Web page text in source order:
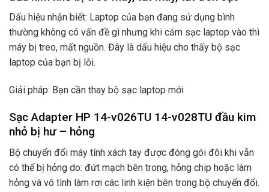
Dấu hiệu nhận biết: Laptop của bạn đang sử dụng bình
thường không có vấn đề gì nhưng khi cắm sạc laptop vào thì
máy bị treo, mất nguồn. Đây là dấu hiệu cho thấy bộ sạc
laptop của bạn bị lỗi.
Giải pháp: Bạn cần thay bộ sạc laptop mới
Sạc Adapter HP 14-v026TU 14-v028TU đầu kim
nhỏ bị hư – hỏng
Bộ chuyển đổi máy tính xách tay được đóng gói đôi khi vẫn
có thể bị hỏng do: đứt mạch bên trong, hỏng chip hoặc làm
hỏng và vô tình làm rơi các linh kiện bên trong bộ chuyển đổi.